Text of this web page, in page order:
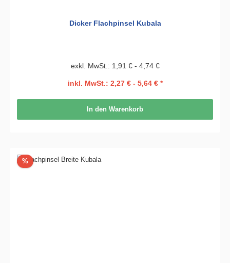
Dicker Flachpinsel Kubala
exkl. MwSt.: 1,91 € - 4,74 €
inkl. MwSt.: 2,27 € - 5,64 € *
In den Warenkorb
%Rabatt